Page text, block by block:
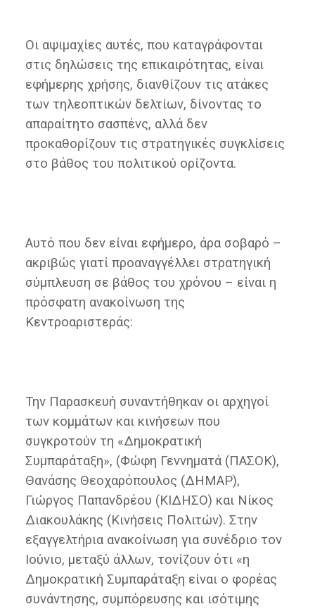
Οι αψιμαχίες αυτές, που καταγράφονται
στις δηλώσεις της επικαιρότητας, είναι
εφήμερης χρήσης, διανθίζουν τις ατάκες
των τηλεοπτικών δελτίων, δίνοντας το
απαραίτητο σασπένς, αλλά δεν
προκαθορίζουν τις στρατηγικές συγκλίσεις
στο βάθος του πολιτικού ορίζοντα.
Αυτό που δεν είναι εφήμερο, άρα σοβαρό –
ακριβώς γιατί προαναγγέλλει στρατηγική
σύμπλευση σε βάθος του χρόνου – είναι η
πρόσφατη ανακοίνωση της
Κεντροαριστεράς:
Την Παρασκευή συναντήθηκαν οι αρχηγοί
των κομμάτων και κινήσεων που
συγκροτούν τη «Δημοκρατική
Συμπαράταξη», (Φώφη Γεννηματά (ΠΑΣΟΚ),
Θανάσης Θεοχαρόπουλος (ΔΗΜΑΡ),
Γιώργος Παπανδρέου (ΚΙΔΗΣΟ) και Νίκος
Διακουλάκης (Κινήσεις Πολιτών). Στην
εξαγγελτήρια ανακοίνωση για συνέδριο τον
Ιούνιο, μεταξύ άλλων, τονίζουν ότι «η
Δημοκρατική Συμπαράταξη είναι ο φορέας
συνάντησης, συμπόρευσης και ισότιμης